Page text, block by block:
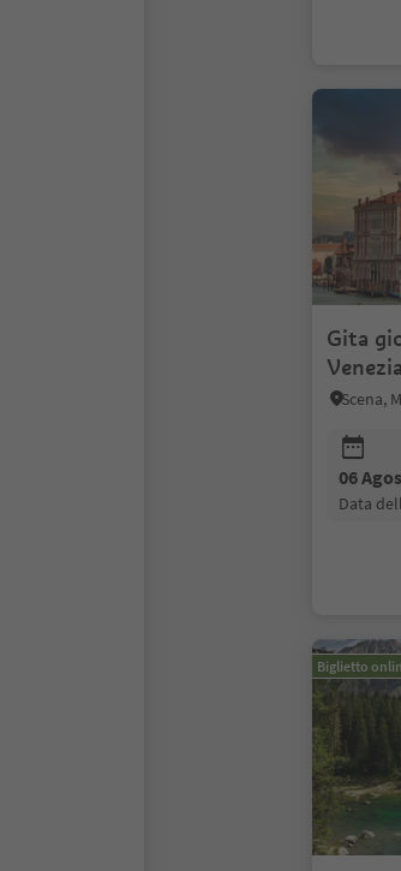
Gita
Venezia
Scena,
06
data
Biglietto